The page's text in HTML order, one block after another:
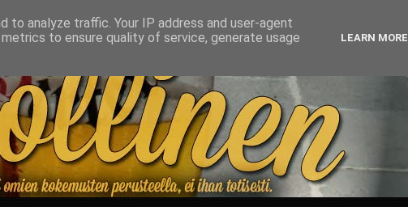
analyze traffic. Your IP address and user-agent
to ensure quality of service, generate usage
LEARN MORE